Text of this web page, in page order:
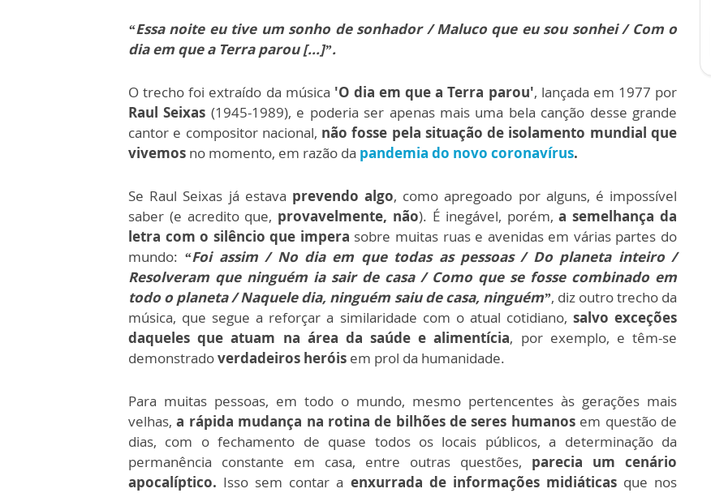
“Essa noite eu tive um sonho de sonhador / Maluco que eu sou sonhei / Com o
dia em que a Terra parou [...]”.
O trecho foi extraído da música 'O dia em que a Terra parou', lançada em 1977 por
Raul Seixas (1945-1989), e poderia ser apenas mais uma bela canção desse grande
cantor e compositor nacional, não fosse pela situação de isolamento mundial que
vivemos no momento, em razão da pandemia do novo coronavírus.
Se Raul Seixas já estava prevendo algo, como apregoado por alguns, é impossível
saber (e acredito que, provavelmente, não). É inegável, porém,a semelhança da
letra com o silêncio que impera sobre muitas ruas e avenidas em várias partes do
mundo: “Foi assim / No dia em que todas as pessoas / Do planeta inteiro /
Resolveram que ninguém ia sair de casa / Como que se fosse combinado em
todo o planeta / Naquele dia, ninguém saiu de casa, ninguém”, diz outro trecho da
música, que segue a reforçar a similaridade com o atual cotidiano, salvo exceções
daqueles que atuam na área da saúde e alimentícia, por exemplo, e têm-se
demonstradoverdadeiros heróis em prol da humanidade.
Para muitas pessoas, em todo o mundo, mesmo pertencentes às gerações mais
velhas,a rápida mudança na rotina de bilhões de seres humanosem questão de
dias, com o fechamento de quase todos os locais públicos, a determinação da
permanência constante em casa, entre outras questões, parecia um cenário
apocalíptico. Isso sem contar a enxurrada de informações midiáticasque nos